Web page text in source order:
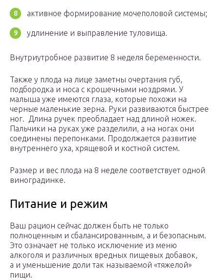
активное формирование мочеполовой системы;
удлинение и выправление туловища.
Внутриутробное развитие 8 неделя беременности.
Также у плода на лице заметны очертания губ,
подбородка и носа с крошечными ноздрями. У
малыша уже имеются глаза, которые похожи на
черные маленькие зерна. Руки развиваются быстрее
ног. Длина ручек преобладает над длиной ножек.
Пальчики на руках уже разделили, а на ногах они
соединены перепонками. Продолжается развитие
внутреннего уха, хрящевой и костной систем.
Размер и вес плода на 8 неделе соответствует одной
виноградинке.
Питание и режим
Ваш рацион сейчас должен быть не только
полноценным и сбалансированным, а и безопасным.
Это означает не только исключение из меню
алкоголя и различных вредных пищевых добавок,
а и уменьшение доли так называемой «тяжелой»
пищи.